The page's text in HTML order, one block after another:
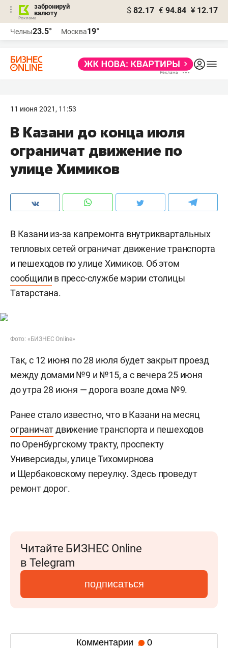
забронируй
валюту
$ 82.17 € 94.84 ¥ 12.17
Челны23.5° Москва19°
11 июня 2021, 11:53
В Казани до конца июля
ограничат движение по
улице Химиков
В Казани из-за капремонта внутриквартальных
тепловых сетей ограничат движение транспорта
и пешеходов по улице Химиков. Об этом
сообщили в пресс-службе мэрии столицы
Татарстана.
Фото: «БИЗНЕС Online»
Так, с 12 июня по 28 июля будет закрыт проезд
между домами №9 и №15, а с вечера 25 июня
до утра 28 июня — дорога возле дома №9.
Ранее стало известно, что в Казани на месяц
ограничатдвижение транспорта и пешеходов
по Оренбургскому тракту, проспекту
Универсиады, улице Тихомирнова
и Щербаковскому переулку. Здесь проведут
ремонт дорог.
Читайте БИЗНЕС Online
в Telegram
подписаться
Комментарии 0